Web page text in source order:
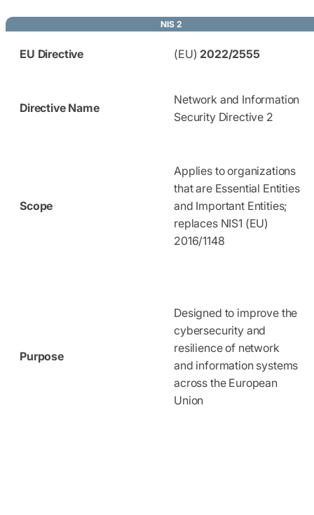
NIS 2
EU Directive (EU)2022/2555
Directive Name
Network and Information
Security Directive 2
Scope
Applies to organizations
that are Essential Entities
and Important Entities;
replaces NIS1 (EU)
2016/1148
Purpose
Designed to improve the
cybersecurity and
resilience of network
and information systems
across the European
Union